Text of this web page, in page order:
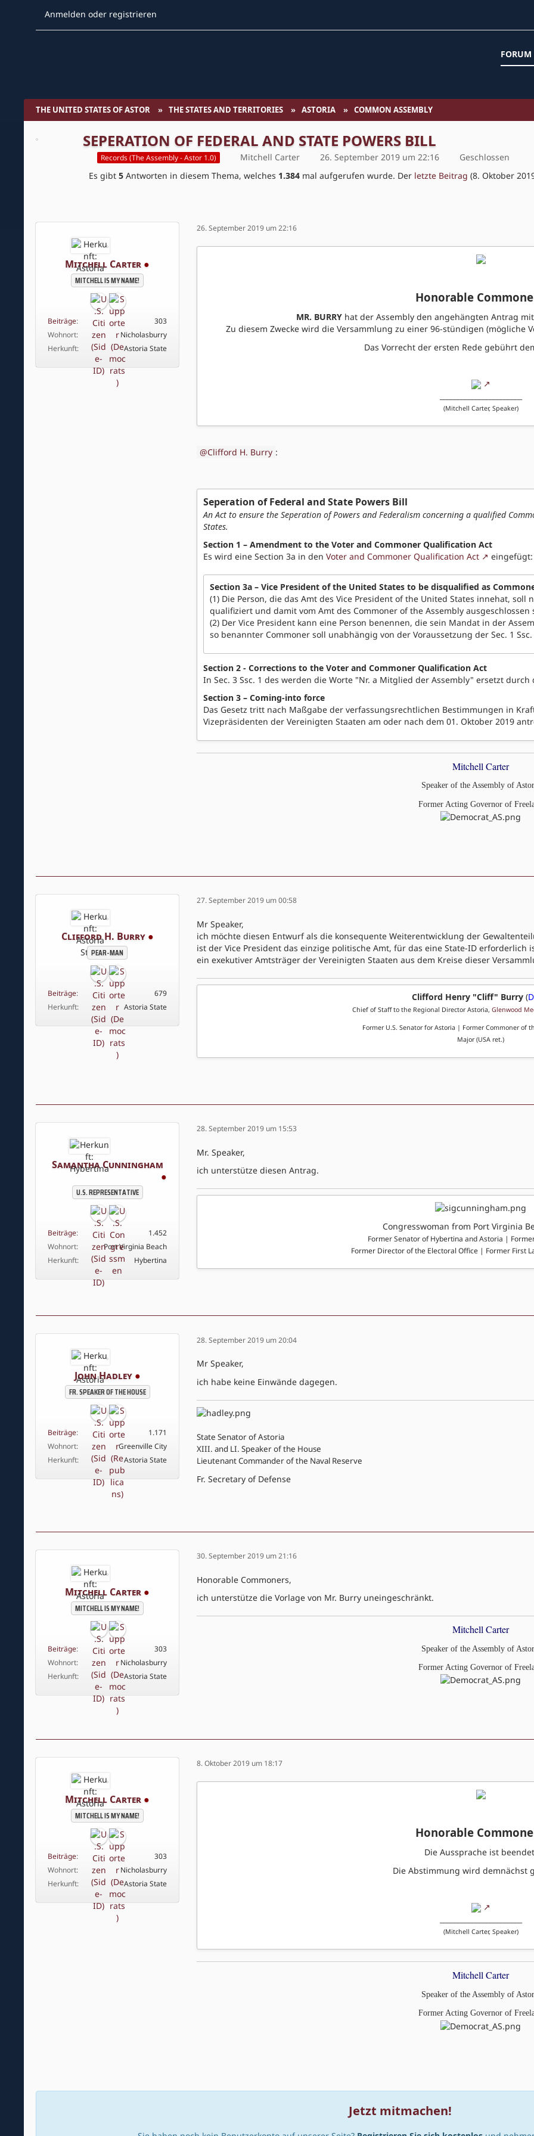
Anmelden oder registrieren
FORUM
THE UNITED STATES OF ASTOR THE STATES AND TERRITORIES ASTORIA COMMON ASSEMBLY
SEPERATION OF FEDERAL AND STATE POWERS BILL
Records (The Assembly - Astor 1.0) Mitchell Carter 26. September 2019 um 22:16
Geschlossen
Es gibt5 Antworten in diesem Thema, welches 1.384 mal aufgerufen wurde. Der letzte Beitrag (8. Oktober
Mitchell Carter ●
MITCHELL IS MY NAME!
Beiträge
303
Wohnort
Nicholasburry
Herkunft
Astoria State
26. September 2019 um 22:16
Honorable
MR. BURRYhat der Assembly den angehängten Antrag
Zu diesem Zwecke wird die Versammlung zu einer 96-stündigen (mögliche
Das Vorrecht der ersten Rede gebührt
(Mitchell Carter, Speaker)
Clifford H. Burry :
Seperation of Federal and State Powers Bill
An Act to ensure the Seperation of Powers and Federalism concerning a qualified
States.
Section 1 – Amendment to the Voter and Commoner Qualification Act
Es wird eine Section 3a in denVoter and Commoner Qualification Act eingefügt:
Section 3a – Vice President of the United States to be disqualified as
(1) Die Person, die das Amt des Vice President of the United States innehat, soll
qualifiziert und damit vom Amt des Commoner of the Assembly ausgeschlossen
(2) Der Vice President kann eine Person benennen, die sein Mandat in der
so benannter Commoner soll unabhängig von der Voraussetzung der Sec. 1
Section 2 - Corrections to the Voter and Commoner Qualification Act
In Sec. 3 Ssc. 1 des werden die Worte "Nr. a Mitglied der Assembly" ersetzt
Section 3 – Coming-into force
Das Gesetz tritt nach Maßgabe der verfassungsrechtlichen Bestimmungen in
Vizepräsidenten der Vereinigten Staaten am oder nach dem 01. Oktober 2019
Mitchell Carter
Speaker of the Assembly of
Former Acting Governor of
Clifford H. Burry ●
PEAR-MAN
Beiträge
679
Herkunft
Astoria State
27. September 2019 um 00:58
Mr Speaker,
ich möchte diesen Entwurf als die konsequente Weiterentwicklung der
ist der Vice President das einzige politische Amt, für das eine State-ID erforderlich
ein exekutiver Amtsträger der Vereinigten Staaten aus dem Kreise dieser
Clifford Henry "Cliff" Burry (D
Chief of Staff to the Regional Director Astoria,Glenwood
Former U.S. Senator for Astoria | Former Commoner of
Major (USA ret.)
Samantha Cunningham
●
U.S. REPRESENTATIVE
Beiträge
1.452
Wohnort
Port Virginia Beach
Herkunft
Hybertina
28. September 2019 um 15:53
Mr. Speaker,
ich unterstütze diesen Antrag.
Congresswoman from Port Virginia
Former Senator of Hybertina and Astoria |
Former Director of the Electoral Office | Former First
John Hadley ●
FR. SPEAKER OF THE HOUSE
Beiträge
1.171
Wohnort
Greenville City
Herkunft
Astoria State
28. September 2019 um 20:04
Mr Speaker,
ich habe keine Einwände dagegen.
State Senator of Astoria
XIII. and LI. Speaker of the House
Lieutenant Commander of the Naval Reserve
Fr. Secretary of Defense
Mitchell Carter ●
MITCHELL IS MY NAME!
Beiträge
303
Wohnort
Nicholasburry
Herkunft
Astoria State
30. September 2019 um 21:16
Honorable Commoners,
ich unterstütze die Vorlage von Mr. Burry uneingeschränkt.
Mitchell Carter
Speaker of the Assembly of
Former Acting Governor of
Mitchell Carter ●
MITCHELL IS MY NAME!
Beiträge
303
Wohnort
Nicholasburry
Herkunft
Astoria State
8. Oktober 2019 um 18:17
Honorable
Die Aussprache ist
Die Abstimmung wird demnächst
(Mitchell Carter, Speaker)
Mitchell Carter
Speaker of the Assembly of
Former Acting Governor of
Jetzt mitmachen!